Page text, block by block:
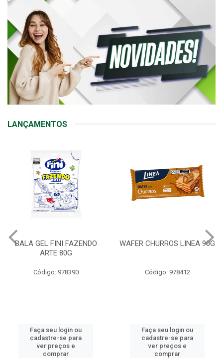
LANÇAMENTOS
BALA GEL FINI FAZENDO
ARTE 80G
Código: 978390
Faça seu login ou
cadastre-se para
ver preços e
comprar
WAFER CHURROS LINEA 90G
Código: 978412
Faça seu login ou
cadastre-se para
ver preços e
comprar